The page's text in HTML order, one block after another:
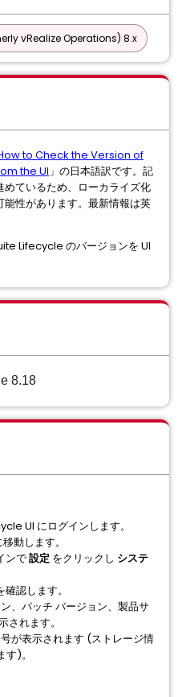
vRealize Operations) 8.x
to Check the Version of
the UI」の日本語訳です。記
ているため、ローカライズ化
性があります。最新情報は英
Lifecycle のバージョンを UI
8.18
UI にログインします。
移動します。
ンで設定 をクリックし システ
認します。
、パッチ バージョン、製品サ
されます。
が表示されます (ストレージ情
)。